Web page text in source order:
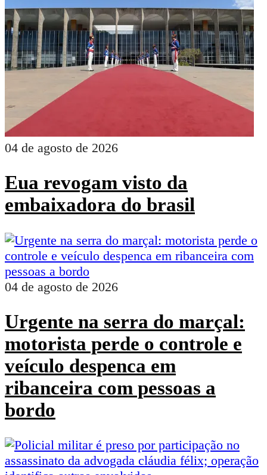
04 de agosto de 2026
Eua revogam visto da
embaixadora do brasil
04 de agosto de 2026
Urgente na serra do marçal:
motorista perde o controle e
veículo despenca em
ribanceira com pessoas a
bordo